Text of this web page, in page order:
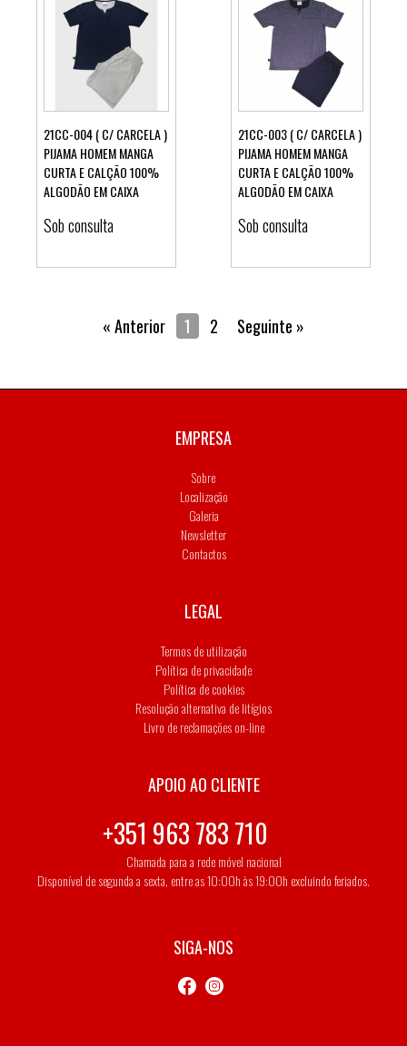
Ver detalhes
21CC-004 ( C/ CARCELA )
PIJAMA HOMEM MANGA
CURTA E CALÇÃO 100%
ALGODÃO EM CAIXA
Sob consulta
Ver detalhes
21CC-003 ( C/ CARCELA )
PIJAMA HOMEM MANGA
CURTA E CALÇÃO 100%
ALGODÃO EM CAIXA
Sob consulta
« Anterior 1 2 Seguinte »
EMPRESA
Sobre
Localização
Galeria
Newsletter
Contactos
LEGAL
Termos de utilização
Política de privacidade
Política de cookies
Resolução alternativa de litígios
Livro de reclamações on-line
APOIO AO CLIENTE
+351 963 783 710
Chamada para a rede móvel nacional
Disponível de segunda a sexta, entre as 10:00h às 19:00h excluindo feriados.
SIGA-NOS